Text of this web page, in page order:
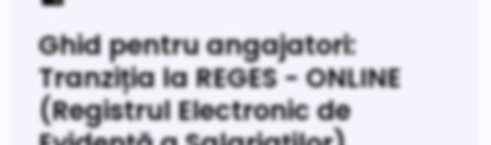
Ghid pentru angajatori:
Tranziția la REGES - ONLINE
(Registrul Electronic de